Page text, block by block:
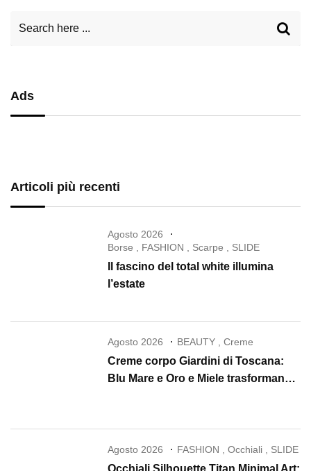
Ads
Articoli più recenti
Agosto 2026
Borse
FASHION Scarpe SLIDE
Il fascino del total white illumina
l’estate
Agosto 2026 BEAUTY ,Creme
Creme corpo Giardini di Toscana:
Blu Mare e Oro e Miele trasformano
Agosto 2026 FASHION ,Occhiali SLIDE
Occhiali Silhouette Titan Minimal Art: